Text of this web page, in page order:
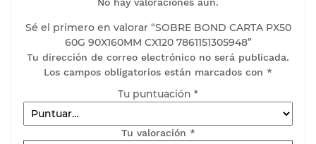
Sé el primero en valorar “SOBRE BOND CARTA PX50
60G 90X160MM CX120 7861151305948”
Tu dirección de correo electrónico no será publicada.
Los campos obligatorios están marcados con *
Tu puntuación *
Tu valoración *